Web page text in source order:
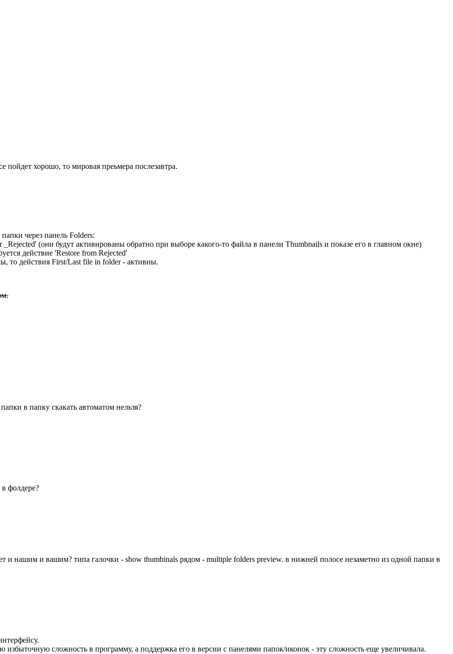
хорошо, то мировая преьмера послезавтра.
через панель Folders:
(они будут активированы обратно при выборе какого-то файла в панели Thumbnails и показе его в главном окне)
действие 'Restore from Rejected'
то действия First/Last file in folder - активны.
в папку скакать автоматом нельзя?
в фолдере?
нашим и вашим? типа галочки - show thumbinals рядом - multiple folders preview. в нижней полосе незаметно из одной папки в
избыточную сложность в программу, а поддержка его в версии с панелями папок/иконок - эту сложность еще увеличивала.